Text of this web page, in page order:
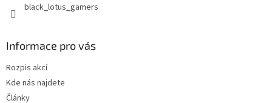
black_lotus_gamers
Informace pro vás
Rozpis akcí
Kde nás najdete
Články